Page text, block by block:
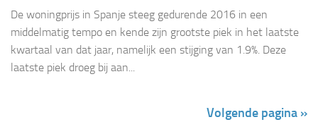
De woningprijs in Spanje steeg gedurende 2016 in een
middelmatig tempo en kende zijn grootste piek in het laatste
kwartaal van dat jaar, namelijk een stijging van 1.9%. Deze
laatste piek droeg bij aan...
Volgende pagina »